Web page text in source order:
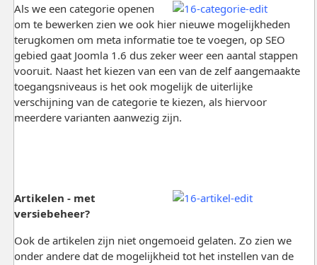
Als we een categorie openen
om te bewerken zien we ook hier nieuwe mogelijkheden
terugkomen om meta informatie toe te voegen, op SEO
gebied gaat Joomla 1.6 dus zeker weer een aantal stappen
vooruit. Naast het kiezen van een van de zelf aangemaakte
toegangsniveaus is het ook mogelijk de uiterlijke
verschijning van de categorie te kiezen, als hiervoor
meerdere varianten aanwezig zijn.
Artikelen - met
versiebeheer?
Ook de artikelen zijn niet ongemoeid gelaten. Zo zien we
onder andere dat de mogelijkheid tot het instellen van de